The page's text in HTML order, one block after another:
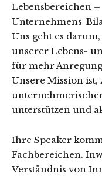
Lebensbereichen
Unternehmens-
Uns geht es
unserer Lebens-
für mehr
Unsere Mission
unterstützen und
Ihre Speaker
Fachbereichen.
Verständnis von